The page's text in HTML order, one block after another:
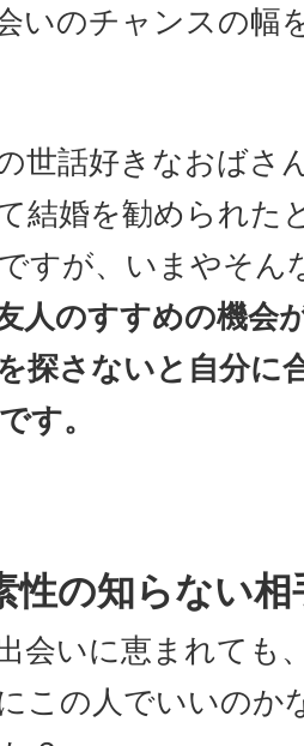
いのチャンスの幅
世話好きなおばさ
結婚を勧められた
すが、いまやそん
人のすすめの機会
探さないと自分に
す。
性の知らない相
会いに恵まれても
この人でいいのか